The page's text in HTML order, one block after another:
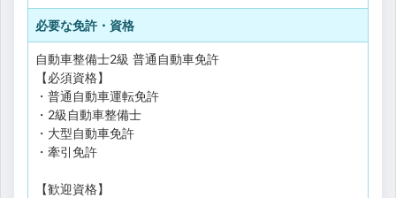
必要な免許・資格
自動車整備士2級 普通自動車免許
【必須資格】
・普通自動車運転免許
・2級自動車整備士
・大型自動車免許
・牽引免許
【歓迎資格】